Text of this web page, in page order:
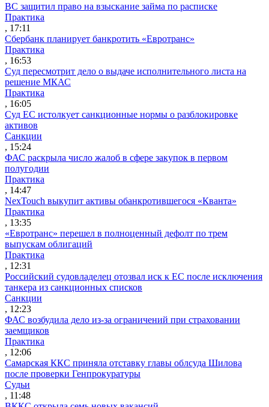
ВС защитил право на взыскание займа по расписке
Практика
, 17:11
Сбербанк планирует банкротить «Евротранс»
Практика
, 16:53
Суд пересмотрит дело о выдаче исполнительного листа на
решение МКАС
Практика
, 16:05
Суд ЕС истолкует санкционные нормы о разблокировке
активов
Санкции
, 15:24
ФАС раскрыла число жалоб в сфере закупок в первом
полугодии
Практика
, 14:47
NexTouch выкупит активы обанкротившегося «Кванта»
Практика
, 13:35
«Евротранс» перешел в полноценный дефолт по трем
выпускам облигаций
Практика
, 12:31
Российский судовладелец отозвал иск к ЕС после исключения
танкера из санкционных списков
Санкции
, 12:23
ФАС возбудила дело из-за ограничений при страховании
заемщиков
Практика
, 12:06
Самарская ККС приняла отставку главы облсуда Шилова
после проверки Генпрокуратуры
Судьи
, 11:48